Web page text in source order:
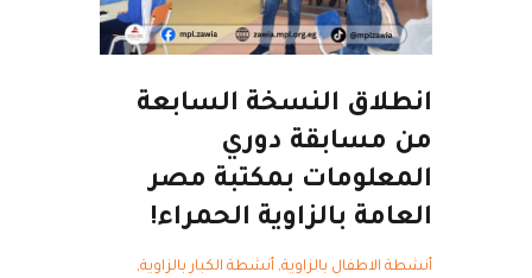
انطلاق النسخة السابعة
من مسابقة دوري
المعلومات بمكتبة مصر
العامة بالزاوية الحمراء!
أنشطة الاطفال بالزاوية, أنشطة الكبار بالزاوية,